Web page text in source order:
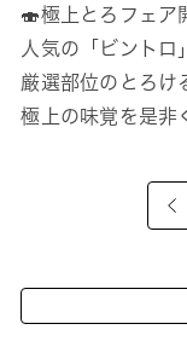
🍣極上とろフェア
人気の「ビントロ
厳選部位のとろけ
極上の味覚を是非